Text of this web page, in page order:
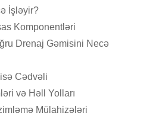
İşləyir?
Komponentləri
Drenaj Gəmisini Necə
Cədvəli
və Həll Yolları
Mülahizələri